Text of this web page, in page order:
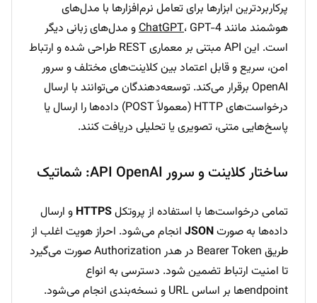
پرکاربردترین ابزارها برای تعامل نرم‌افزارها با مدل‌های
هوشمند مانند
ChatGPT، GPT-4 و مدل‌های زبانی دیگر
است. این API مبتنی بر معماری REST طراحی شده و ارتباط
امن، سریع و قابل اعتماد بین کلاینت‌های مختلف و سرور
OpenAI برقرار می‌کند. توسعه‌دهندگان می‌توانند با ارسال
درخواست‌های HTTP (معمولاً POST) داده‌ها را ارسال یا
پاسخ‌هایی متنی، تصویری یا تحلیلی دریافت کنند.
ساختار کلاینت و سرور API OpenAI: شماتیک
تمامی درخواست‌ها با استفاده از پروتکلHTTPS و ارسال
داده‌ها به صورتJSON انجام می‌شود. احراز هویت اغلب از
طریق Bearer Token در هدر Authorization صورت می‌گیرد
تا امنیت ارتباط تضمین شود. دسترسی به انواع
endpointها بر اساس URL و نسخه‌بندی انجام می‌شود.